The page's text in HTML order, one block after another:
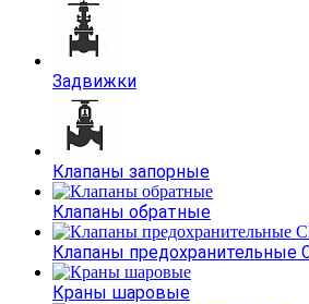
Задвижки
Клапаны запорные
Клапаны обратные
Клапаны предохранительные
Краны шаровые